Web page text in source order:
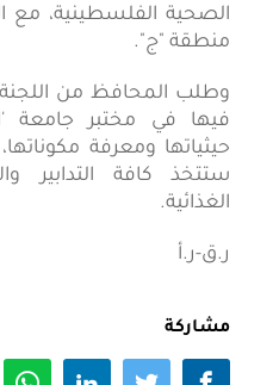
الصحية الفلسطينية، مع
منطقة "ج".
وطلب المحافظ من
فيها في مختبر جامعة
حيثياتها ومعرفة
ستتخذ كافة التدابير
الغذائية.
ر.ق-ر.أ
مشاركة